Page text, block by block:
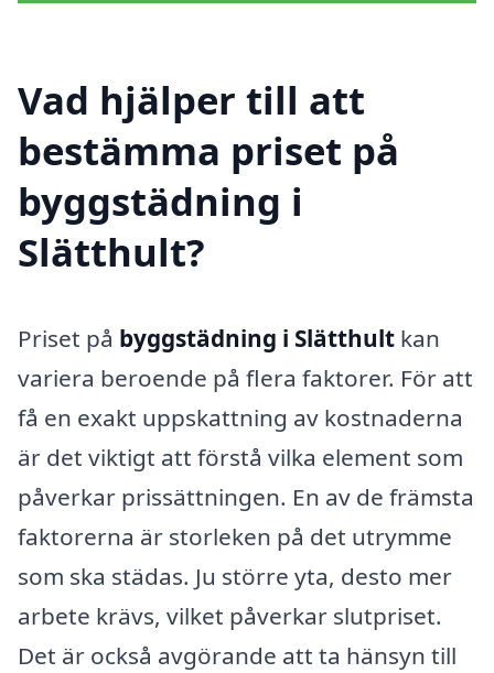
Vad hjälper till att
bestämma priset på
byggstädning i
Slätthult?
Priset på byggstädning i Slätthult kan
variera beroende på flera faktorer. För att
få en exakt uppskattning av kostnaderna
är det viktigt att förstå vilka element som
påverkar prissättningen. En av de främsta
faktorerna är storleken på det utrymme
som ska städas. Ju större yta, desto mer
arbete krävs, vilket påverkar slutpriset.
Det är också avgörande att ta hänsyn till